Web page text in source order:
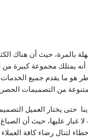
بالمرة، حيث أن هناك
يمتلك مجموعة كبيرة من
هو ما يقدم جميع
من التصميمات
حتى يختار العميل
غبار عليها، حيث أن
لتنال رضاء كافة العملاء